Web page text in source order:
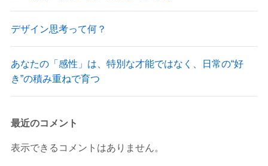
デザイン思考って何？
あなたの「感性」は、特別な才能ではなく、日常の“好
き”の積み重ねで育つ
最近のコメント
表示できるコメントはありません。